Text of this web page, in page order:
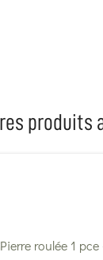
produits